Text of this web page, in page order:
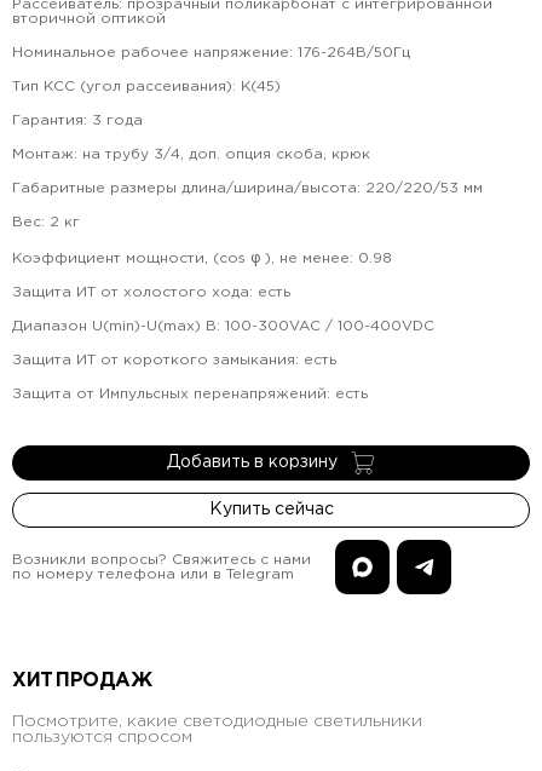
Рассеиватель: прозрачный поликарбонат с интегрированной
вторичной оптикой
Номинальное рабочее напряжение: 176-264В/50Гц
Тип КСС (угол рассеивания): К(45)
Гарантия: 3 года
Монтаж: на трубу 3/4, доп. опция скоба, крюк
Габаритные размеры длина/ширина/высота: 220/220/53 мм
Вес: 2 кг
Коэффициент мощности, (cos φ ), не менее: 0.98
Защита ИТ от холостого хода: есть
Диапазон U(min)-U(max) В: 100-300VAC / 100-400VDC
Защита ИТ от короткого замыкания: есть
Защита от Импульсных перенапряжений: есть
Добавить в корзину
Купить сейчас
Возникли вопросы? Свяжитесь с нами
по номеру телефона или в Telegram
ХИТ ПРОДАЖ
Посмотрите, какие светодиодные светильники
пользуются спросом